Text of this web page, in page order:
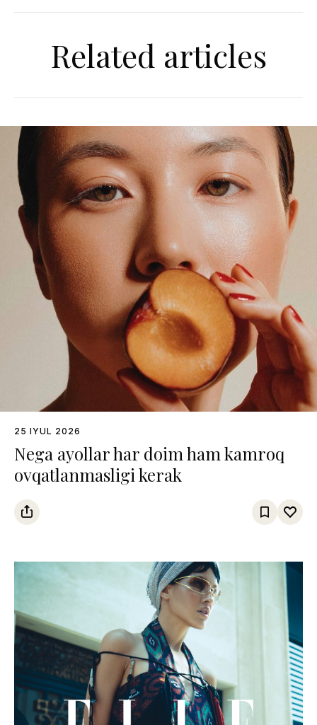
Related articles
25 IYUL 2026
Nega ayollar har doim ham kamroq
ovqatlanmasligi kerak